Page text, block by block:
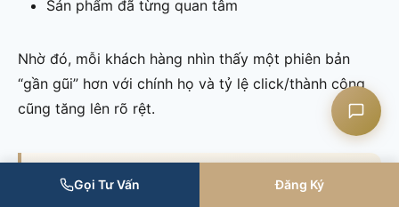
Sản phẩm đã từng quan tâm
Nhờ đó, mỗi khách hàng nhìn thấy một phiên bản
“gần gũi” hơn với chính họ và tỷ lệ click/thành công
cũng tăng lên rõ rệt.
KHÓA HỌC LIÊN QUAN
Gọi Tư Vấn Đăng Ký